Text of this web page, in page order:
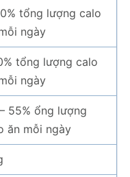
tổng lượng calo
ngày
tổng lượng calo
ngày
55% ổng lượng
ăn mỗi ngày